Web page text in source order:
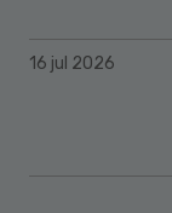
16 jul 2026